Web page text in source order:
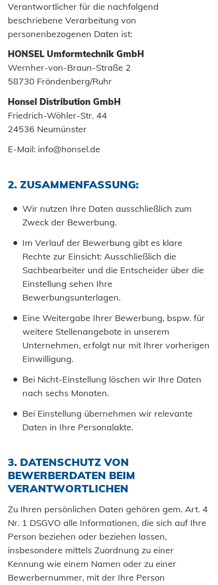
Verantwortlicher für die nachfolgend
beschriebene Verarbeitung von
personenbezogenen Daten ist:
HONSEL Umformtechnik GmbH
Wernher-von-Braun-Straße 2
58730 Fröndenberg/Ruhr
Honsel Distribution GmbH
Friedrich-Wöhler-Str. 44
24536 Neumünster
E-Mail: info@honsel.de
2. ZUSAMMENFASSUNG:
Wir nutzen Ihre Daten ausschließlich zum
Zweck der Bewerbung.
Im Verlauf der Bewerbung gibt es klare
Rechte zur Einsicht: Ausschließlich die
Sachbearbeiter und die Entscheider über die
Einstellung sehen Ihre
Bewerbungsunterlagen.
Eine Weitergabe Ihrer Bewerbung, bspw. für
weitere Stellenangebote in unserem
Unternehmen, erfolgt nur mit Ihrer vorherigen
Einwilligung.
Bei Nicht-Einstellung löschen wir Ihre Daten
nach sechs Monaten.
Bei Einstellung übernehmen wir relevante
Daten in Ihre Personalakte.
3. DATENSCHUTZ VON
BEWERBERDATEN BEIM
VERANTWORTLICHEN
Zu Ihren persönlichen Daten gehören gem. Art. 4
Nr. 1 DSGVO alle Informationen, die sich auf Ihre
Person beziehen oder beziehen lassen,
insbesondere mittels Zuordnung zu einer
Kennung wie einem Namen oder zu einer
Bewerbernummer, mit der Ihre Person